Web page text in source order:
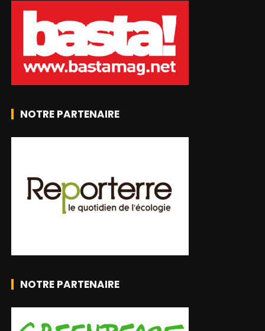
NOTRE PARTENAIRE
NOTRE PARTENAIRE